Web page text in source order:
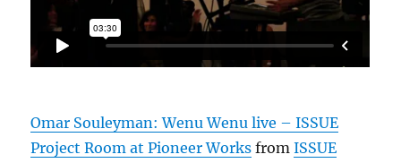
Omar Souleyman: Wenu Wenu live – ISSUE
Project Room at Pioneer Works fromISSUE